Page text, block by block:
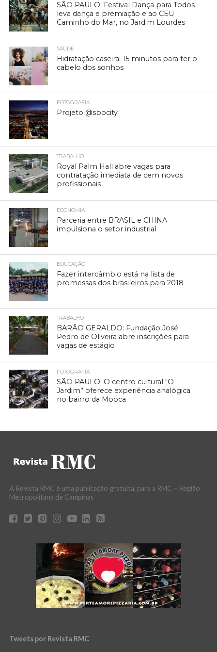
SÃO PAULO: Festival Dança para Todos
leva dança e premiação e ao CEU
Caminho do Mar, no Jardim Lourdes
SAÚDE
Hidratação caseira: 15 minutos para ter o
cabelo dos sonhos
FOTOGRAFIA
Projeto @sbocity
TRABALHO
Royal Palm Hall abre vagas para
contratação imediata de cem novos
profissionais
ECONOMIA
Parceria entre BRASIL e CHINA
impulsiona o setor industrial
EDUCAÇÃO
Fazer intercâmbio está na lista de
promessas dos brasileiros para 2018
TRABALHO
BARÃO GERALDO: Fundação José
Pedro de Oliveira abre inscrições para
vagas de estágio
FOTOGRAFIA
SÃO PAULO: O centro cultural “O
Jardim” oferece experiência analógica
no bairro da Mooca
A Revista RMC é uma publicação gratuita, para a RMC – Região
Metropolitana de Campinas
Tweets por Revista RMC